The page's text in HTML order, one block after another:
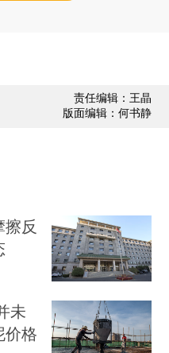
责任编辑：王晶
版面编辑：何书静
反
未
价格